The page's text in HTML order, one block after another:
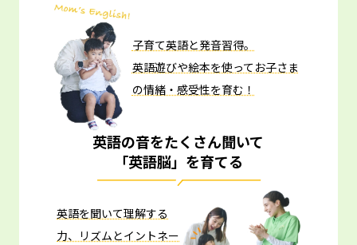
子育て英語と発音習得。
英語遊びや絵本を使ってお子さま
の情緒・感受性を育む！
英語の音をたくさん聞いて
「英語脳」を育てる
英語を聞いて理解する
力、リズムとイントネー